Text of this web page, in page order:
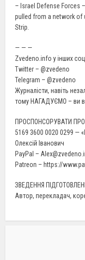
– Israel Defense Forces
pulled from a network of
Strip.
— — —
Zvedeno.info у інших
Twitter – @zvedeno
Telegram – @zvedeno
Журналісти, навіть
тому НАГАДУЄМО – ви
ПРОСПОНСОРУВАТИ
5169 3600 0020 0299 —
Олексій Іванович
PayPal –
Patreon – https://
ЗВЕДЕННЯ
Автор, перекладач,